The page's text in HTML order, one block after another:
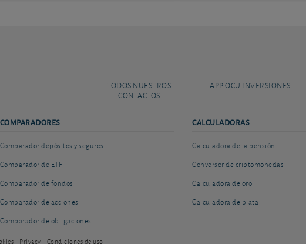
TODOS NUESTROS
CONTACTOS
APP OCU INVERSIONES
COMPARADORES
Comparador depósitos y seguros
Comparador de ETF
Comparador de fondos
Comparador de acciones
Comparador de obligaciones
CALCULADORAS
Calculadora de la pensión
Conversor de criptomonedas
Calculadora de oro
Calculadora de plata
Privacy Condiciones de uso